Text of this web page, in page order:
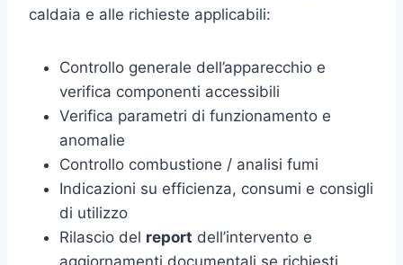
caldaia e alle richieste applicabili:
Controllo generale dell’apparecchio e
verifica componenti accessibili
Verifica parametri di funzionamento e
anomalie
Controllo combustione / analisi fumi
Indicazioni su efficienza, consumi e consigli
di utilizzo
Rilascio del report dell’intervento e
aggiornamenti documentali se richiesti